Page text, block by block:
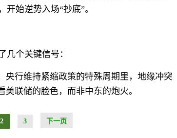
始逆势入场“抄底”。
几个关键信号：
央行维持紧缩政策的特殊周期里，地缘冲突
联储的脸色，而非中东的炮火。
2 3 下一页